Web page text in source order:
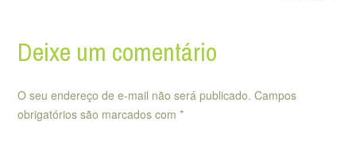
Deixe um comentário
O seu endereço de e-mail não será publicado. Campos
obrigatórios são marcados com *